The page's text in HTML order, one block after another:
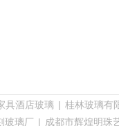
具酒店玻璃 | 桂林玻璃有
玻璃厂 | 成都市辉煌明珠